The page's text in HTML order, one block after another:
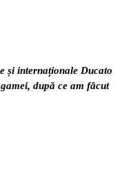
și internaționale Ducato
după ce am făcut